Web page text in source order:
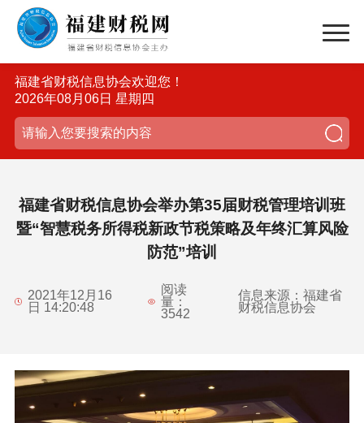
福建省财税信息协会欢迎您！
2026年08月06日 星期四
福建省财税信息协会举办第35届财税管理培训班
暨“智慧税务所得税新政节税策略及年终汇算风险
防范”培训
2021年12月16
日 14:20:48
阅读
量：
3542
信息来源：福建省
财税信息协会